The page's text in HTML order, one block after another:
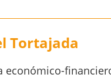
Tortajada
económico-